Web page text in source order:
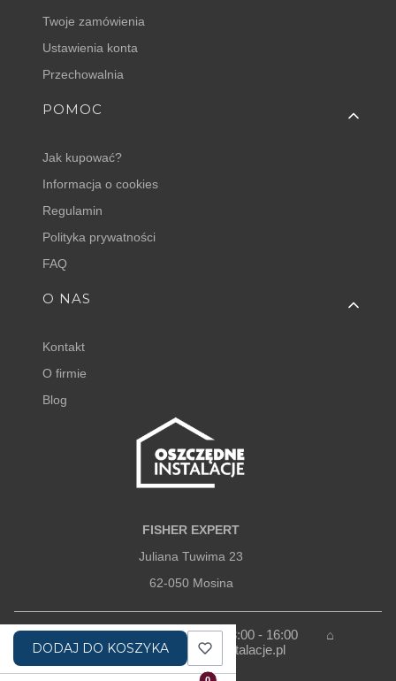
Twoje zamówienia
Ustawienia konta
Przechowalnia
POMOC
Jak kupować?
Informacja o cookies
Regulamin
Polityka prywatności
FAQ
O NAS
Kontakt
O firmie
Blog
FISHER EXPERT
Juliana Tuwima 23
62-050 Mosina
+48 798 768 768 ⌂ godz. 8:00 - 16:00 ⌂
sklep@oszczedneinstalacje.pl
DODAJ DO KOSZYKA